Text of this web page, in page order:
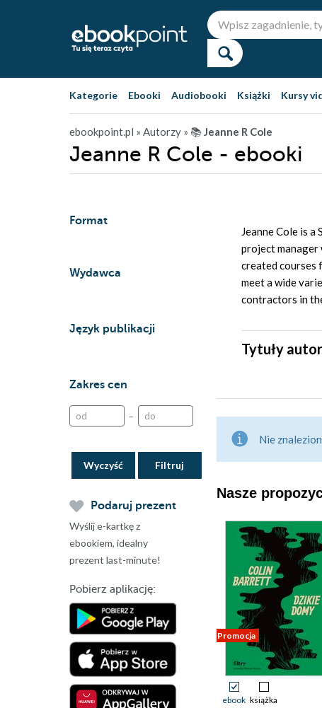
Kategorie Ebooki Audiobooki Książki Kursy
ebookpoint.pl » Autorzy » 📚Jeanne R Cole
Jeanne R Cole - ebooki
Format
Wydawca
Język publikacji
Zakres cen
–
Wyczyść
Podaruj prezent
Wyślij e-kartkę z
ebookiem, idealny
prezent last-minute!
Pobierz aplikację:
Jeanne Cole is
project manager
created courses
meet a wide
contractors in
Tytuły
Nie
Nasze
Promocja
ebook książka